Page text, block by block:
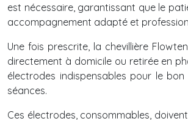
est nécessaire, garantissant que le
accompagnement adapté et
Une fois prescrite, la chevillière
directement à domicile ou retirée en
électrodes indispensables pour le
séances.
Ces électrodes, consommables,